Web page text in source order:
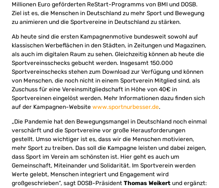
Millionen Euro geförderten ReStart-Programms von BMI und DOSB.
Ziel ist es, die Menschen in Deutschland zu mehr Sport und Bewegung
zu animieren und die Sportvereine in Deutschland zu stärken.
Ab heute sind die ersten Kampagnenmotive bundesweit sowohl auf
klassischen Werbeflächen in den Städten, in Zeitungen und Magazinen,
als auch im digitalen Raum zu sehen. Gleichzeitig können ab heute die
Sportvereinsschecks gebucht werden. Insgesamt 150.000
Sportvereinschecks stehen zum Download zur Verfügung und können
von Menschen, die noch nicht in einem Sportverein Mitglied sind, als
Zuschuss für eine Vereinsmitgliedschaft in Höhe von 40€ in
Sportvereinen eingelöst werden. Mehr Informationen dazu finden sich
auf der Kampagnen-Website www.sportnurbesser.de.
„Die Pandemie hat den Bewegungsmangel in Deutschland noch einmal
verschärft und die Sportvereine vor große Herausforderungen
gestellt. Umso wichtiger ist es, dass wir die Menschen motivieren,
mehr Sport zu treiben. Das soll die Kampagne leisten und dabei zeigen,
dass Sport im Verein am schönsten ist. Hier geht es auch um
Gemeinschaft, Miteinander und Solidarität. Im Sportverein werden
Werte gelebt, Menschen integriert und Engagement wird
großgeschrieben“, sagt DOSB-Präsident Thomas Weikert und ergänzt: